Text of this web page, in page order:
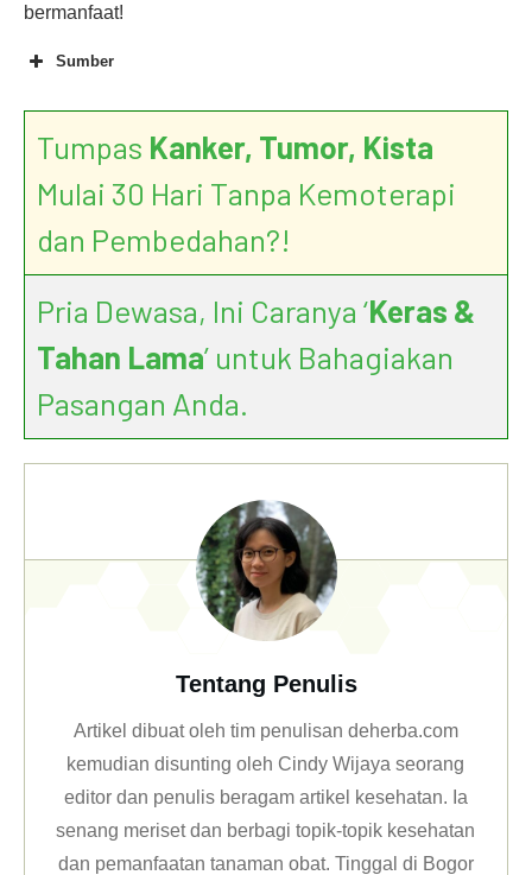
bermanfaat!
Sumber
Tumpas Kanker, Tumor, Kista
Mulai 30 Hari Tanpa Kemoterapi
dan Pembedahan?!
Pria Dewasa, Ini Caranya ‘Keras &
Tahan Lama’ untuk Bahagiakan
Pasangan Anda.
Tentang Penulis
Artikel dibuat oleh tim penulisan deherba.com
kemudian disunting oleh Cindy Wijaya seorang
editor dan penulis beragam artikel kesehatan. Ia
senang meriset dan berbagi topik-topik kesehatan
dan pemanfaatan tanaman obat. Tinggal di Bogor